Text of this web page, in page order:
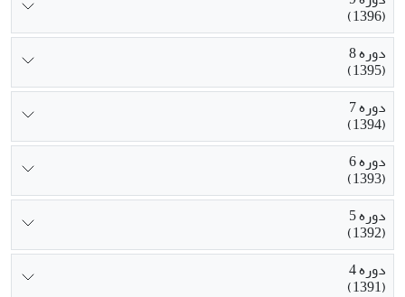
(1396)
دوره 8
(1395)
دوره 7
(1394)
دوره 6
(1393)
دوره 5
(1392)
دوره 4
(1391)